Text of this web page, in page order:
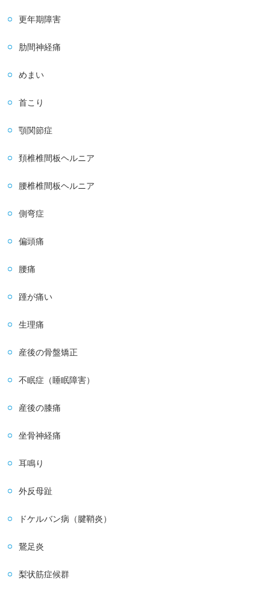
更年期障害
肋間神経痛
めまい
首こり
顎関節症
頚椎椎間板ヘルニア
腰椎椎間板ヘルニア
側弯症
偏頭痛
腰痛
踵が痛い
生理痛
産後の骨盤矯正
不眠症（睡眠障害）
産後の膝痛
坐骨神経痛
耳鳴り
外反母趾
ドケルバン病（腱鞘炎）
鵞足炎
梨状筋症候群